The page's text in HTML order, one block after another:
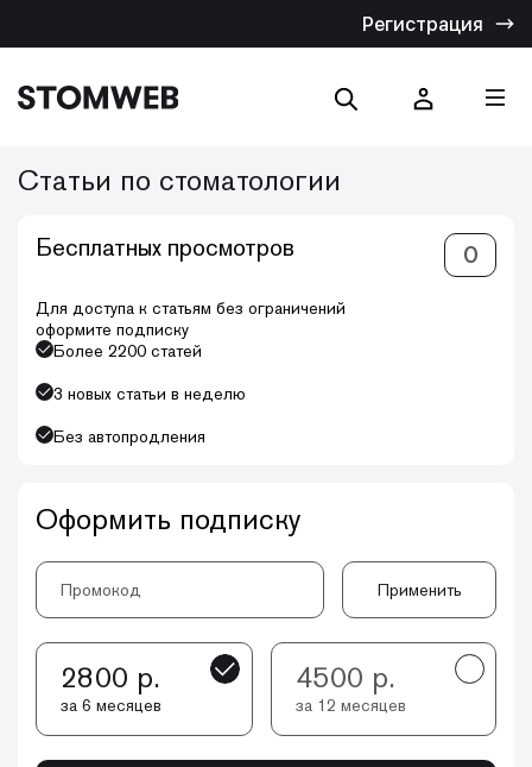
Регистрация
Статьи по стоматологии
Бесплатных просмотров 0
Для доступа к статьям без ограничений
оформите подписку
Более 2200 статей
3 новых статьи в неделю
Без автопродления
Оформить подписку
Применить
2800 р.
за 6 месяцев
4500 р.
за 12 месяцев